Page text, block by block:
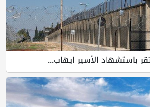
باستشهاد الأسير ايهاب...